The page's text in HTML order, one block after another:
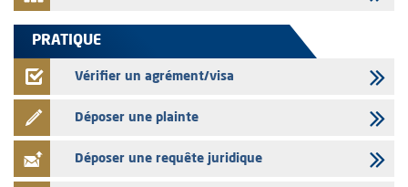
PRATIQUE
Vérifier un agrément/visa
Déposer une plainte
Déposer une requête juridique